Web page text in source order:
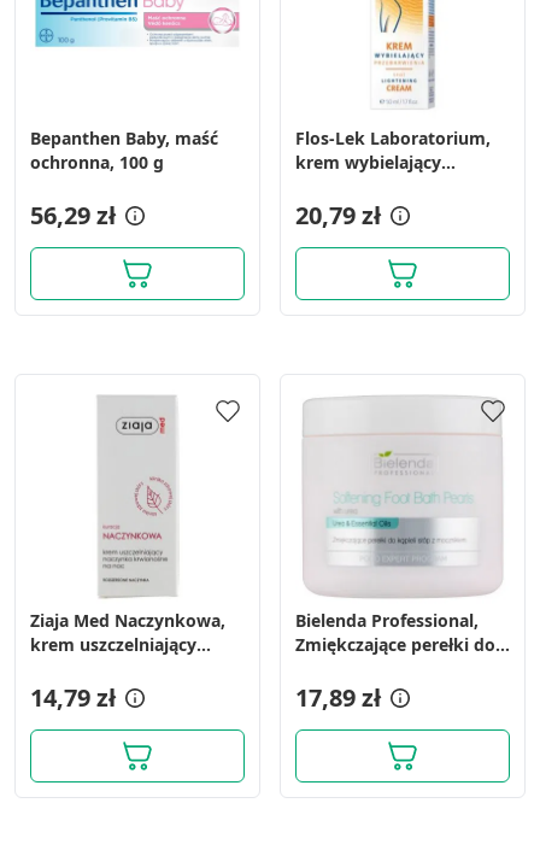
Bepanthen Baby, maść
ochronna, 100 g
56,29 zł
Flos-Lek Laboratorium,
krem wybielający
20,79 zł
Ziaja Med Naczynkowa,
krem uszczelniający
noc, 50 ml
14,79 zł
Bielenda Professional,
Zmiękczające perełki do
17,89 zł